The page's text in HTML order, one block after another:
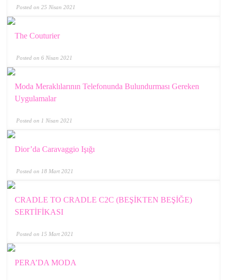
Posted on 25 Nisan 2021
The Couturier
Posted on 6 Nisan 2021
Moda Meraklılarının Telefonunda Bulundurması Gereken
Uygulamalar
Posted on 1 Nisan 2021
Dior’da Caravaggio Işığı
Posted on 18 Mart 2021
CRADLE TO CRADLE C2C (BEŞİKTEN BEŞİĞE)
SERTİFİKASI
Posted on 15 Mart 2021
PERA’DA MODA